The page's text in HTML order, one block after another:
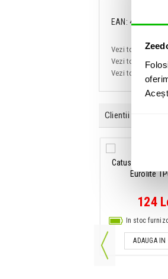
EAN:
Vezi toate
Vezi toate
Vezi toate
Clientii care au
Catusa de
Eurolite
124
In stoc
ADAUGA IN